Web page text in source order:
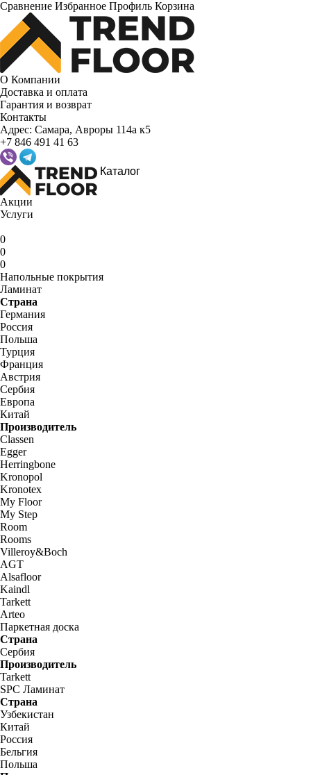
Сравнение Избранное Профиль Корзина
О Компании
Доставка и оплата
Гарантия и возврат
Контакты
Адрес: Самара, Авроры 114а к5
+7 846 491 41 63
Каталог
Акции
Услуги
0
0
0
Напольные покрытия
Ламинат
Страна
Германия
Россия
Польша
Турция
Франция
Австрия
Сербия
Европа
Китай
Производитель
Classen
Egger
Herringbone
Kronopol
Kronotex
My Floor
My Step
Room
Rooms
Villeroy&Boch
AGT
Alsafloor
Kaindl
Tarkett
Arteo
Паркетная доска
Страна
Сербия
Производитель
Tarkett
SPC Ламинат
Страна
Узбекистан
Китай
Россия
Бельгия
Польша